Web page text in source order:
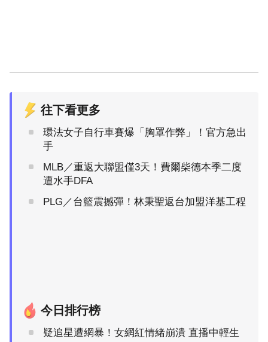
往下看更多
環法女子自行車賽爆「胸罩作弊」！官方急出
手
MLB／重返大聯盟僅3天！費爾柴德本季二度
遭水手DFA
PLG／台籃震撼彈！林秉聖返台加盟洋基工程
今日排行榜
疑追星遭網暴！女網紅情緒崩潰 直播中輕生